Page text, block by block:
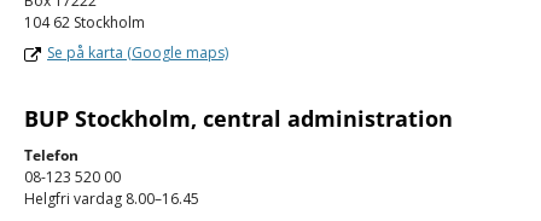
104 62 Stockholm
Se på karta (Google maps)
BUP Stockholm, central administration
Telefon
08-123 520 00
Helgfri vardag 8.00–16.45